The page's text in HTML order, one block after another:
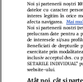
Noi și partenerii noștri
datelor cu caracter
interes legitim în orice
afecta navigarea.
Mai
Noi si partenerii nostri
prelucram date pentru a
de interesele si/sau
Beneficiati de drepturile
exercitate prin
inclusiv acceptul dvs. cu
SETARILE
website-ului.